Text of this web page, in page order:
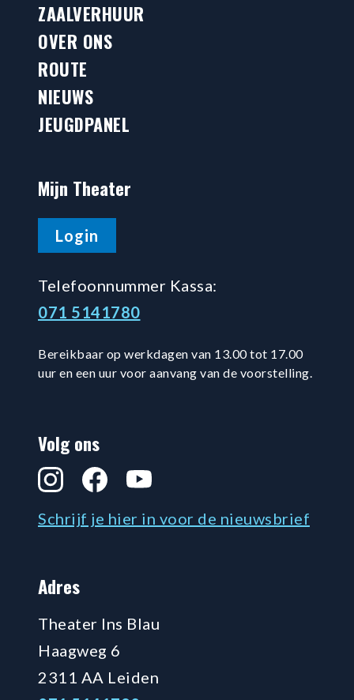
ZAALVERHUUR
OVER ONS
ROUTE
NIEUWS
JEUGDPANEL
Mijn Theater
Login
Telefoonnummer Kassa:
071 5141780
Bereikbaar op werkdagen van 13.00 tot 17.00
uur en een uur voor aanvang van de voorstelling.
Volg ons
InstagramFacebookYouTube
Schrijf je hier in voor de nieuwsbrief
Adres
Theater Ins Blau
Haagweg 6
2311 AA Leiden